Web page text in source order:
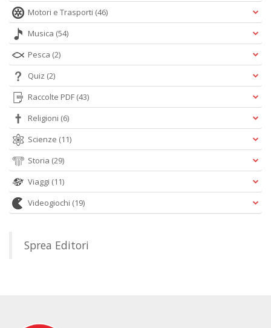
Motori e Trasporti (46)
Musica (54)
Pesca (2)
Quiz (2)
Raccolte PDF (43)
Religioni (6)
Scienze (11)
Storia (29)
Viaggi (11)
Videogiochi (19)
Sprea Editori